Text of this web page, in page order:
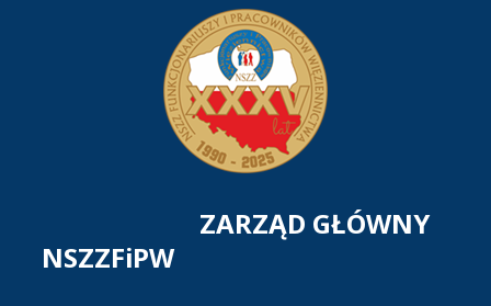
ZARZĄD GŁÓWNY
NSZZFiPW